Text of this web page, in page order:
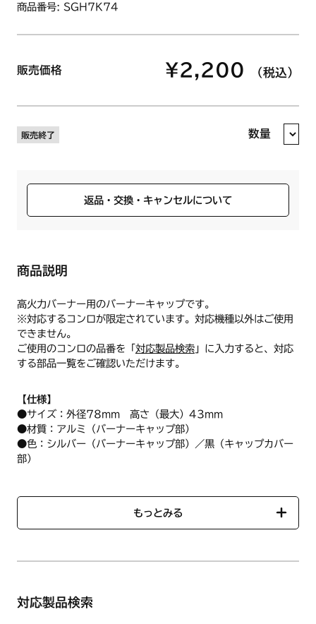
商品番号: SGH7K74
販売価格 ¥2,200 （税込）
販売終了 数量
返品・交換・キャンセルについて
商品説明
高火力バーナー用のバーナーキャップです。
※対応するコンロが限定されています。対応機種以外はご使用
できません。
ご使用のコンロの品番を「 対応製品検索」に入力すると、対応
する部品一覧をご確認いただけます。
【仕様】
●サイズ：外径78mm 高さ（最大）43mm
●材質：アルミ（バーナーキャップ部）
●色：シルバー（バーナーキャップ部）／黒（キャップカバー
部）
もっとみる
対応製品検索